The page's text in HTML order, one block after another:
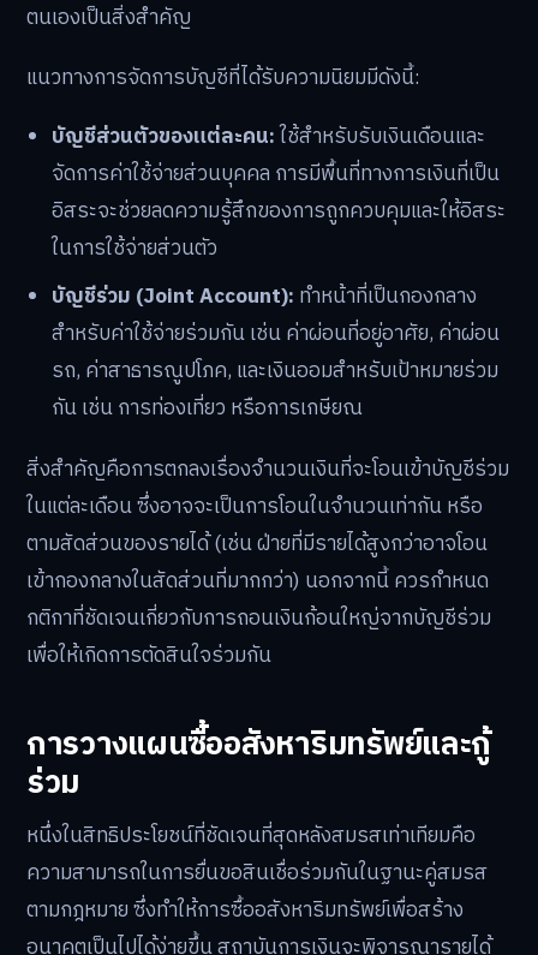
ตนเองเป็นสิ่งสำคัญ
แนวทางการจัดการบัญชีที่ได้รับความนิยมมีดังนี้:
บัญชีส่วนตัวของแต่ละคน:ใช้สำหรับรับเงินเดือนและ
จัดการค่าใช้จ่ายส่วนบุคคล การมีพื้นที่ทางการเงินที่เป็น
อิสระจะช่วยลดความรู้สึกของการถูกควบคุมและให้อิสระ
ในการใช้จ่ายส่วนตัว
บัญชีร่วม (Joint Account): ทำหน้าที่เป็นกองกลาง
สำหรับค่าใช้จ่ายร่วมกัน เช่น ค่าผ่อนที่อยู่อาศัย, ค่าผ่อน
รถ, ค่าสาธารณูปโภค, และเงินออมสำหรับเป้าหมายร่วม
กัน เช่น การท่องเที่ยว หรือการเกษียณ
สิ่งสำคัญคือการตกลงเรื่องจำนวนเงินที่จะโอนเข้าบัญชีร่วม
ในแต่ละเดือน ซึ่งอาจจะเป็นการโอนในจำนวนเท่ากัน หรือ
ตามสัดส่วนของรายได้ (เช่น ฝ่ายที่มีรายได้สูงกว่าอาจโอน
เข้ากองกลางในสัดส่วนที่มากกว่า) นอกจากนี้ ควรกำหนด
กติกาที่ชัดเจนเกี่ยวกับการถอนเงินก้อนใหญ่จากบัญชีร่วม
เพื่อให้เกิดการตัดสินใจร่วมกัน
การวางแผนซื้ออสังหาริมทรัพย์และกู้
ร่วม
หนึ่งในสิทธิประโยชน์ที่ชัดเจนที่สุดหลังสมรสเท่าเทียมคือ
ความสามารถในการยื่นขอสินเชื่อร่วมกันในฐานะคู่สมรส
ตามกฎหมาย ซึ่งทำให้การซื้ออสังหาริมทรัพย์เพื่อสร้าง
อนาคตเป็นไปได้ง่ายขึ้น สถาบันการเงินจะพิจารณารายได้